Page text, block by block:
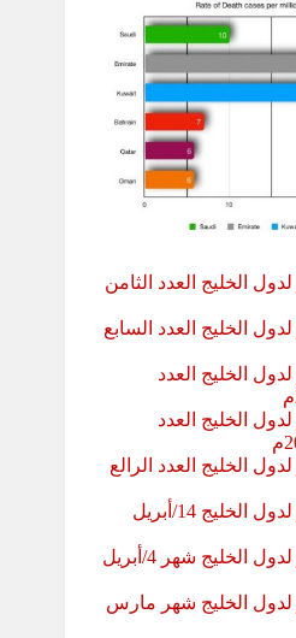
الخليج العدد الثامن
الخليج العدد السابع
الخليج العدد
الخليج العدد
الخليج العدد الرالع
أنشطة الهلال الأحمر لدول الخليج 14/أبريل
أنشطة الهلال الأحمر لدول الخليج شهر 4/أبريل
لدول الخليج شهر مارس